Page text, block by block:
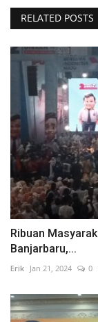
RELATED POSTS
Ribuan
Banjarbaru,...
Erik Jan 21, 2024 0